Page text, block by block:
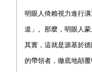
明眼人倚賴視力進行
道」。那麼，明眼人
其實，這就是源基於
的帶領者，徹底地顛